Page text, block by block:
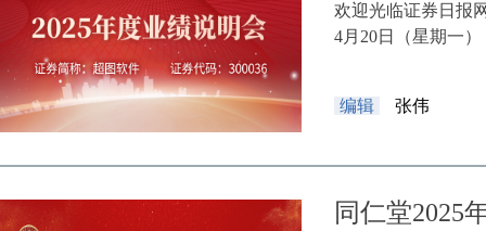
欢迎光临证券日报
4月20日（星期一
编辑 张伟
同仁堂2025